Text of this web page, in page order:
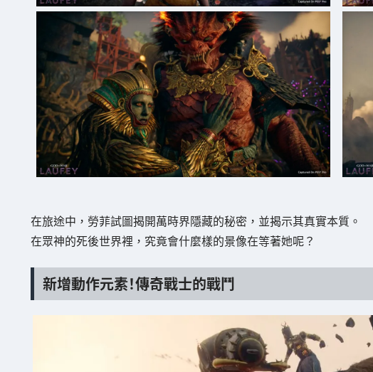
在旅途中，勞菲試圖揭開萬時界隱藏的秘密，並揭示其真實本質。
在眾神的死後世界裡，究竟會什麼樣的景像在等著她呢？
新增動作元素！傳奇戰士的戰鬥